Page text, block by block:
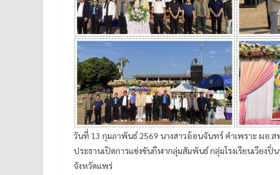
วันที่ 13 กุมภาพันธ์ 2569 นางสาวอ้อนจันทร์ คำเพราะ ผอ.
ประธานเปิดการแข่งขันกีฬากลุ่มสัมพันธ์ กลุ่มโรงเรียนเวียง
จังหวัดแพร่